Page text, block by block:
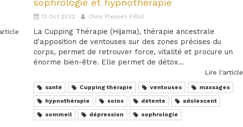
12 Oct 2022 Chris Pleynet-Fillol
La Cupping Thérapie (Hijama), thérapie ancestrale
d'apposition de ventouses sur des zones précises du
corps, permet de retrouver force, vitalité et procure un
énorme bien-être. Elle permet de détox...
Lire l'article
santé Cupping thérapie ventouses
massages
hypnothérapie
soins détente
adolescent
sommeil
dépression sophrologie